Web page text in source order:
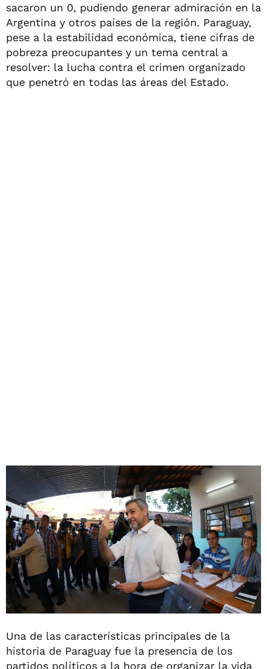
sacaron un 0, pudiendo generar admiración en la
Argentina y otros países de la región. Paraguay,
pese a la estabilidad económica, tiene cifras de
pobreza preocupantes y un tema central a
resolver: la lucha contra el crimen organizado
que penetró en todas las áreas del Estado.
Una de las características principales de la
historia de Paraguay fue la presencia de los
partidos políticos a la hora de organizar la vida